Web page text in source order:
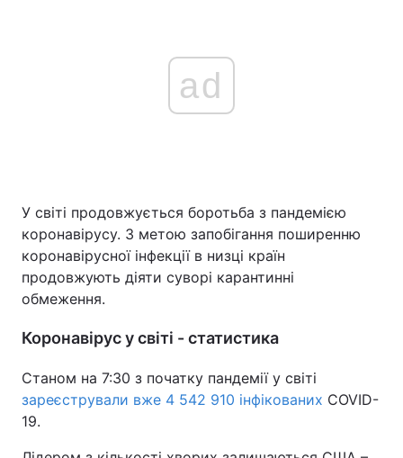
Головна Війна
Україна Політика
Техно і зв'язок Лайт
ad
У світі продовжується боротьба з пандемією
коронавірусу. З метою запобігання поширенню
коронавірусної інфекції в низці країн
продовжують діяти суворі карантинні
обмеження.
Коронавірус у світі - статистика
Станом на 7:30 з початку пандемії у світі
зареєстрували вже 4 542 910 інфікованих COVID-
19.